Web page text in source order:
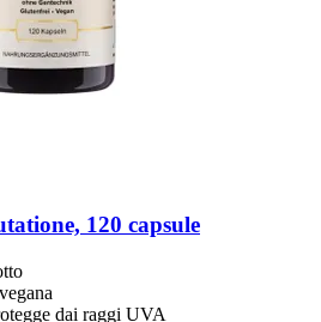
120 capsule
dai raggi UVA